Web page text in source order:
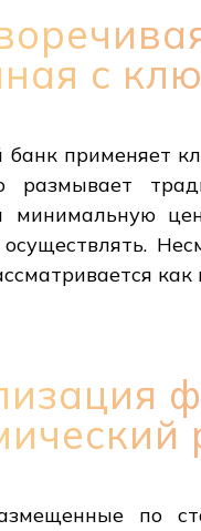
с
применяет
размывает
минимальную
по